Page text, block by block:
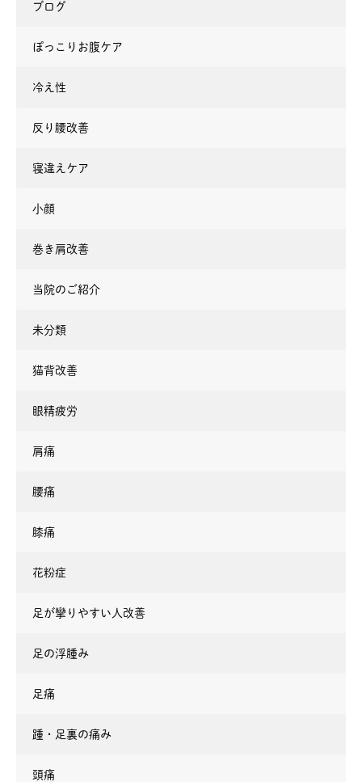
ブログ
ぽっこりお腹ケア
冷え性
反り腰改善
寝違えケア
小顔
巻き肩改善
当院のご紹介
未分類
猫背改善
眼精疲労
肩痛
腰痛
膝痛
花粉症
足が攣りやすい人改善
足の浮腫み
足痛
踵・足裏の痛み
頭痛